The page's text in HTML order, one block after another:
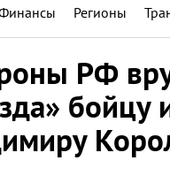
Регионы
РФ
бойцу